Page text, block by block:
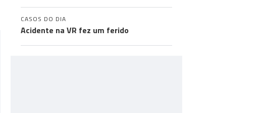
CASOS DO DIA
Acidente na VR fez um ferido